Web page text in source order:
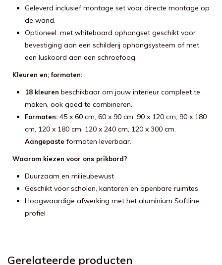
Geleverd inclusief montage set voor directe montage op
de wand.
Optioneel: met whiteboard ophangset geschikt voor
bevestiging aan een schilderij ophangsysteem of met
een luskoord aan een schroefoog.
Kleuren en; formaten:
18 kleuren beschikbaar om jouw interieur compleet te
maken, ook goed te combineren.
Formaten: 45 x 60 cm, 60 x 90 cm, 90 x 120 cm, 90 x 180
cm, 120 x 180 cm, 120 x 240 cm, 120 x 300 cm.
Aangepaste formaten leverbaar.
Waarom kiezen voor ons prikbord?
Duurzaam en milieubewust
Geschikt voor scholen, kantoren en openbare ruimtes
Hoogwaardige afwerking met het aluminium Softline
profiel
Gerelateerde producten